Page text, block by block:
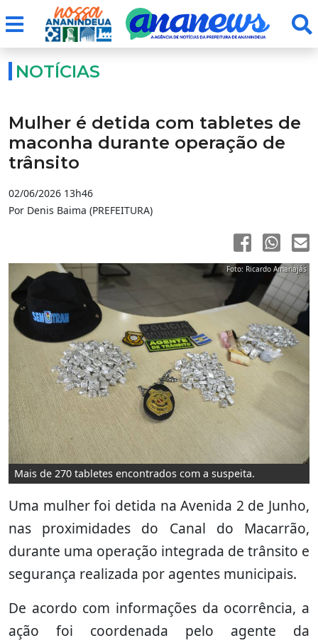
NOTÍCIAS
Mulher é detida com tabletes de
maconha durante operação de
trânsito
02/06/2026 13h46
Por Denis Baima (PREFEITURA)
Mais de 270 tabletes encontrados com a suspeita.
Foto: Ricardo Amanajás
Uma mulher foi detida na Avenida 2 de Junho,
nas proximidades do Canal do Macarrão,
durante uma operação integrada de trânsito e
segurança realizada por agentes municipais.
De acordo com informações da ocorrência, a
ação foi coordenada pelo agente da